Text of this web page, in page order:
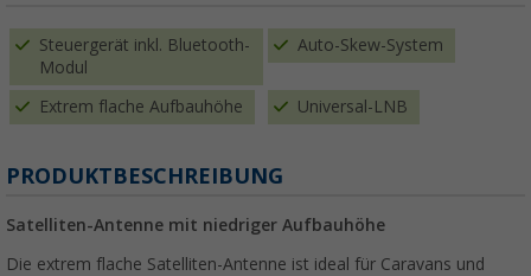
Steuergerät inkl. Bluetooth-
Modul
Auto-Skew-System
Extrem flache Aufbauhöhe Universal-LNB
PRODUKTBESCHREIBUNG
Satelliten-Antenne mit niedriger Aufbauhöhe
Die extrem flache Satelliten-Antenne ist ideal für Caravans und